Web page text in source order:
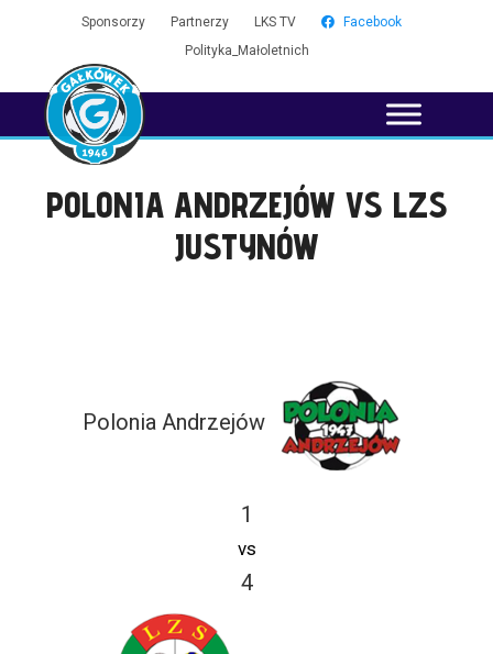
Sponsorzy Partnerzy LKS TV
Facebook
Polityka_Małoletnich
POLONIA ANDRZEJÓW VS LZS
JUSTYNÓW
Polonia Andrzejów
1
vs
4